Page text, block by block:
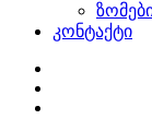
კონტაქტი